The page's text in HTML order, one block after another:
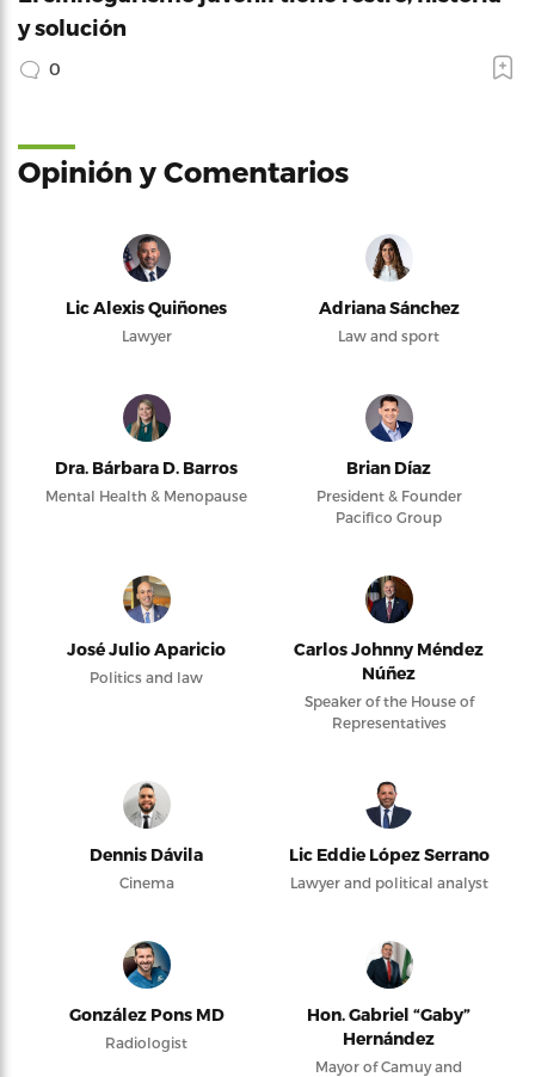
y solución
0
Opinión y Comentarios
Lic Alexis Quiñones
Lawyer
Adriana Sánchez
Law and sport
Dra. Bárbara D. Barros
Mental Health & Menopause
Brian Díaz
President & Founder
Pacifico Group
José Julio Aparicio
Politics and law
Carlos Johnny Méndez
Núñez
Speaker of the House of
Representatives
Dennis Dávila
Cinema
Lic Eddie López Serrano
Lawyer and political analyst
González Pons MD
Radiologist
Hon. Gabriel “Gaby”
Hernández
Mayor of Camuy and